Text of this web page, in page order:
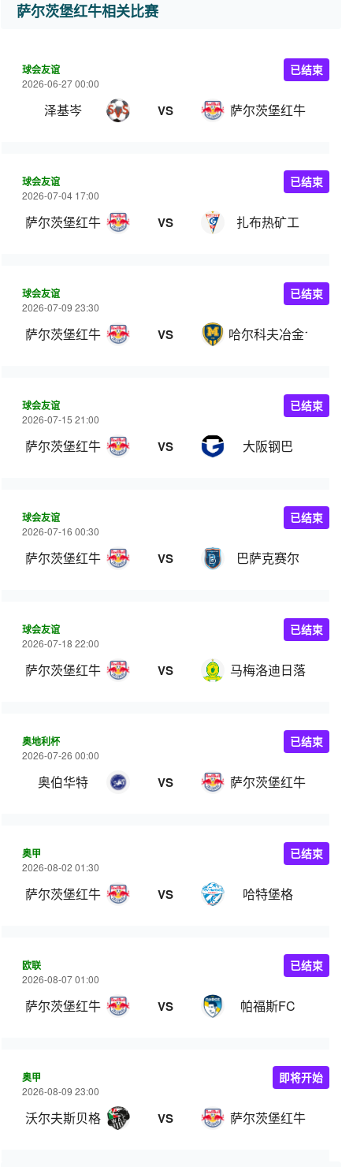
萨尔茨堡红牛相关比赛
球会友谊
2026-06-27 00:00
泽基岑 VS 萨尔茨堡红牛
已结束
球会友谊
2026-07-04 17:00
萨尔茨堡红牛 VS 扎布热矿工
已结束
球会友谊
2026-07-09 23:30
萨尔茨堡红牛 VS 哈尔科夫冶金1925
已结束
球会友谊
2026-07-15 21:00
萨尔茨堡红牛 VS 大阪钢巴
已结束
球会友谊
2026-07-16 00:30
萨尔茨堡红牛 VS 巴萨克赛尔
已结束
球会友谊
2026-07-18 22:00
萨尔茨堡红牛 VS 马梅洛迪日落
已结束
奥地利杯
2026-07-26 00:00
奥伯华特 VS 萨尔茨堡红牛
已结束
奥甲
2026-08-02 01:30
萨尔茨堡红牛 VS 哈特堡格
已结束
欧联
2026-08-07 01:00
萨尔茨堡红牛 VS 帕福斯FC
已结束
奥甲
2026-08-09 23:00
沃尔夫斯贝格 VS 萨尔茨堡红牛
即将开始